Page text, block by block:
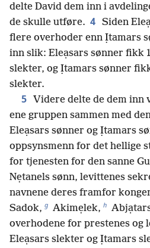
delte David dem inn i
de skulle utføre. 4 Siden
flere overhoder enn Ịtamars
inn slik: Eleạsars sønner fikk
slekter, og Ịtamars sønner
slekter.
5 Videre delte de dem inn
ene gruppen sammen med
Eleạsars sønner og Ịtamars
oppsynsmenn for det hellige
for tjenesten for den sanne
Nẹtanels sønn, levittenes
navnene deres framfor
Sadok, g Akimẹlek, h
overhodene for prestenes og
Eleạsars slekter og Ịtamars